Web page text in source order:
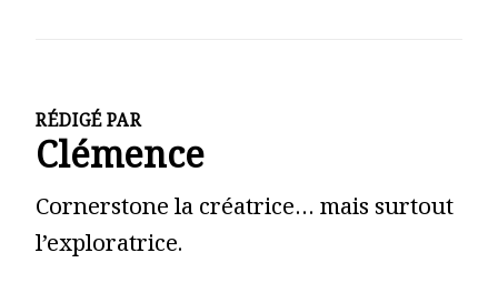
RÉDIGÉ PAR
Clémence
Cornerstone la créatrice… mais surtout
l’exploratrice.